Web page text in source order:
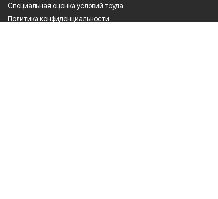
Специальная оценка условий труда
Политика конфиденциальности